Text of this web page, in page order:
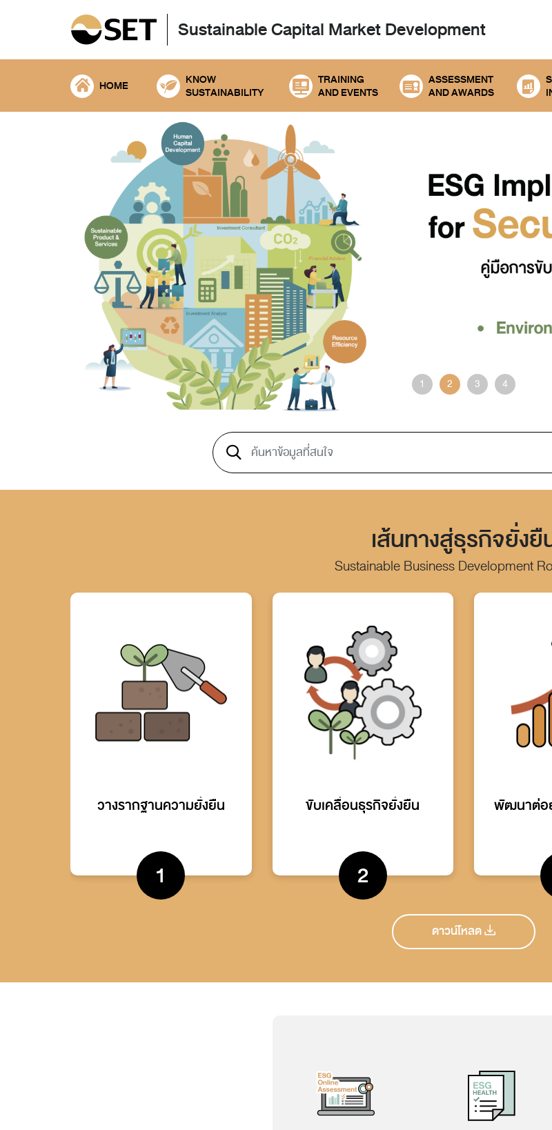
Sustainable Capital Market Development
HOME
KNOW
SUSTAINABILITY
TRAINING
AND EVENTS
ASSESSMENT
AND AWARDS
เส้นทางสู่ธุรกิจยั่งยื
Sustainable Business Development
วางรากฐานความยั่งยืน
เรียนรู้การกำกับดูแลกิจการที่ดี
1
ขับเคลื่อนธุรกิจยั่งยืน
บริหารประเด็นสำคัญด้านความ
กำหนดนโยบายและกลยุทธ์ให้ธุรกิจ
2
พัฒนาต่อ
สร้างคุณค่า
เปิดเผยข้อ
ดาวน์โหลด